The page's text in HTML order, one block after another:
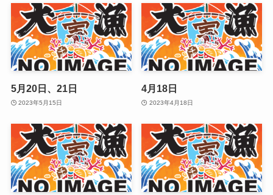
5月20日、21日
2023年5月15日
4月18日
2023年4月18日